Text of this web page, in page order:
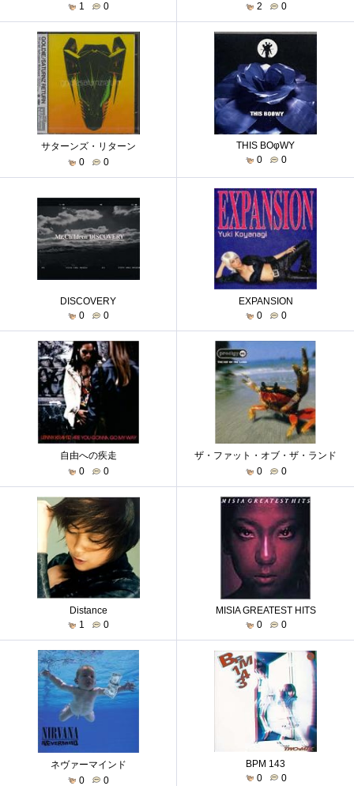
1
0
2
0
サターンズ・リターン
0
0
THIS BOφWY
0
0
DISCOVERY
0
0
EXPANSION
0
0
自由への疾走
0
0
ザ・ファット・オブ・ザ・ランド
0
0
Distance
1
0
MISIA GREATEST HITS
0
0
ネヴァーマインド
0
0
BPM 143
0
0